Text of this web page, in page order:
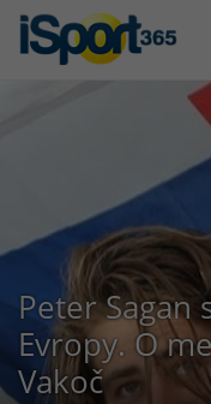
Peter Sagan
Evropy. O
Vakoč